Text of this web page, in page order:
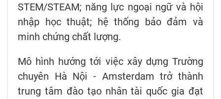
STEM/STEAM; năng lực ngoại ngữ và hội
nhập học thuật; hệ thống bảo đảm và
minh chứng chất lượng.
Mô hình hướng tới việc xây dựng Trường
chuyên Hà Nội - Amsterdam trở thành
trung tâm đào tạo nhân tài quốc gia đạt